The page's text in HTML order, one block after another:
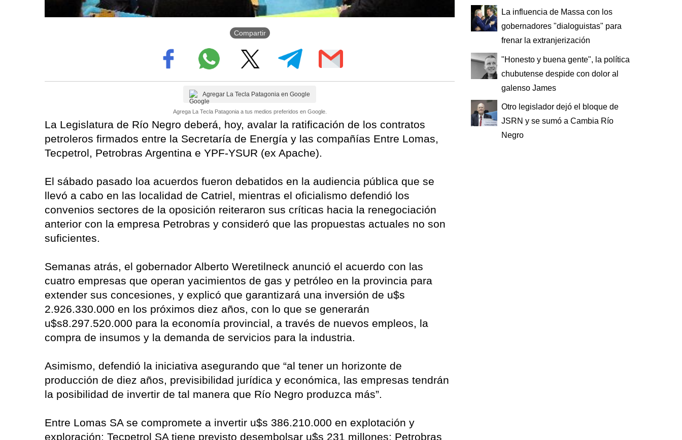
Compartir
Agregar La Tecla Patagonia en Google
Agrega La Tecla Patagonia a tus medios preferidos en Google.
La Legislatura de Río Negro deberá, hoy, avalar la ratificación de los contratos
petroleros firmados entre la Secretaría de Energía y las compañías Entre Lomas,
Tecpetrol, Petrobras Argentina e YPF-YSUR (ex Apache).
El sábado pasado loa acuerdos fueron debatidos en la audiencia pública que se
llevó a cabo en las localidad de Catriel, mientras el oficialismo defendió los
convenios sectores de la oposición reiteraron sus críticas hacia la renegociación
anterior con la empresa Petrobras y consideró que las propuestas actuales no son
suficientes.
Semanas atrás, el gobernador Alberto Weretilneck anunció el acuerdo con las
cuatro empresas que operan yacimientos de gas y petróleo en la provincia para
extender sus concesiones, y explicó que garantizará una inversión de u$s
2.926.330.000 en los próximos diez años, con lo que se generarán
u$s8.297.520.000 para la economía provincial, a través de nuevos empleos, la
compra de insumos y la demanda de servicios para la industria.
Asimismo, defendió la iniciativa asegurando que “al tener un horizonte de
producción de diez años, previsibilidad jurídica y económica, las empresas tendrán
la posibilidad de invertir de tal manera que Río Negro produzca más”.
Entre Lomas SA se compromete a invertir u$s 386.210.000 en explotación y
exploración; Tecpetrol SA tiene previsto desembolsar u$s 231 millones; Petrobras
La influencia de Massa con los
gobernadores "dialoguistas" para
frenar la extranjerización
"Honesto y buena gente", la política
chubutense despide con dolor al
galenso James
Otro legislador dejó el bloque de
JSRN y se sumó a Cambia Río
Negro